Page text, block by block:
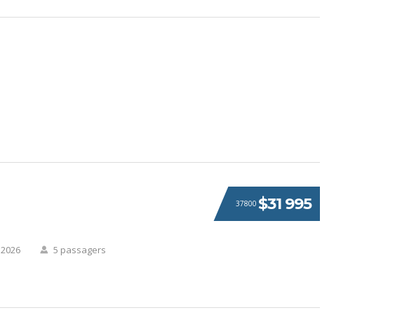
37800 $31 995
2026 5 passagers